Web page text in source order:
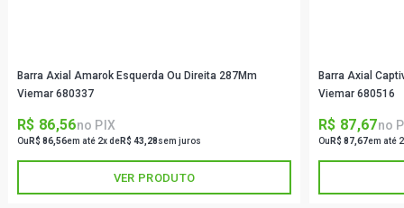
Barra Axial Amarok Esquerda Ou Direita 287Mm
Viemar 680337
R$ 86,56no PIX
Ou R$ 86,56em até 2x deR$ 43,28sem juros
VER PRODUTO
Barra Axial
Viemar 680516
R$ 87,67no
Ou R$ 87,67em até